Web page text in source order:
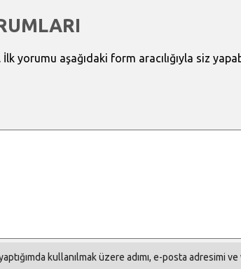
İlk yorumu aşağıdaki form aracılığıyla siz
kullanılmak üzere adımı, e-posta adresimi